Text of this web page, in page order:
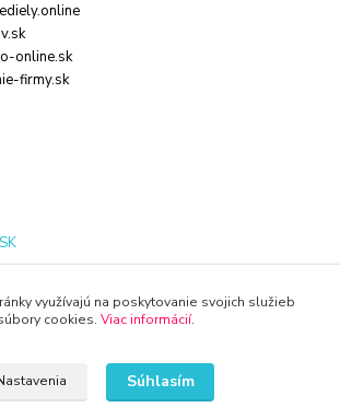
online.sk
firmy.sk
využívajú na poskytovanie svojich služieb
cookies. Viac informácií.
Súhlasím